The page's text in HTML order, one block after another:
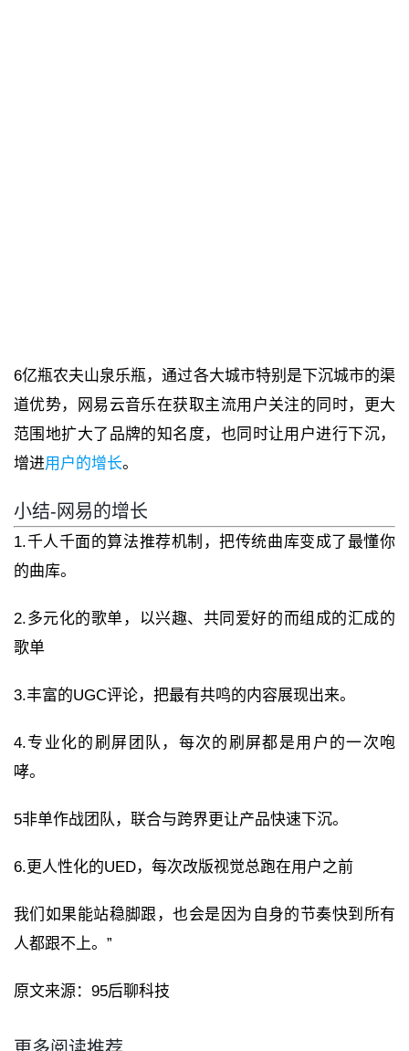
6亿瓶农夫山泉乐瓶，通过各大城市特别是下沉城市的渠
道优势，网易云音乐在获取主流用户关注的同时，更大
范围地扩大了品牌的知名度，也同时让用户进行下沉，
增进用户的增长。
小结-网易的增长
1.千人千面的算法推荐机制，把传统曲库变成了最懂你
的曲库。
2.多元化的歌单，以兴趣、共同爱好的而组成的汇成的
歌单
3.丰富的UGC评论，把最有共鸣的内容展现出来。
4.专业化的刷屏团队，每次的刷屏都是用户的一次咆
哮。
5非单作战团队，联合与跨界更让产品快速下沉。
6.更人性化的UED，每次改版视觉总跑在用户之前
我们如果能站稳脚跟，也会是因为自身的节奏快到所有
人都跟不上。”
原文来源：95后聊科技